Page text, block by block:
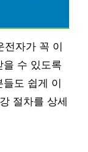
자가 꼭 이
을 수 있도록
도 쉽게 이
절차를 상세